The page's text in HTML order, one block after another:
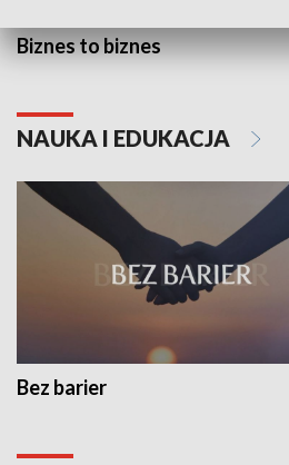
Biznes to biznes
NAUKA I EDUKACJA
Bez barier